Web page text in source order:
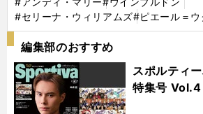
#セリーナ・ウィリアムズ#ピエール＝
編集部のおすすめ
スポルティ
特集号